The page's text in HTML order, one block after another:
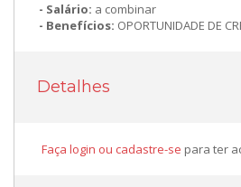
Salário: a combinar
Benefícios: OPORTUNIDADE DE
Detalhes
Faça login ou cadastre-se para ter